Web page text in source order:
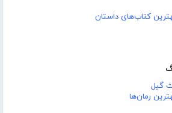
کتاب‌های داستان
گیل
رمان‌ها